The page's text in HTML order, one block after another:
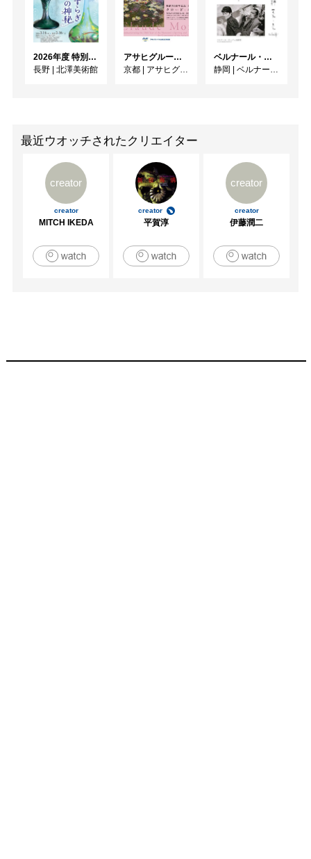
『春の旅人』（村山早紀+げみ）
『トロイメライ』（村山早紀+げみ）
[画集]
『げみ作品集』
2026年度 特別展「ガレとドーム、アール･ヌーヴォーのガラス 水辺のやすらぎ、海の神秘」
長野 | 北澤美術館
アサヒグループ大山崎山荘美術館 開館30周年記念展「没後100年 クロード・モネ」
京都 | アサヒグループ大山崎山荘美術館
ベルナール・ビュフェと写真 ーカメラがとらえたビュフェとその時代、そして21 世紀へ
静岡 | ベルナール・ビュフェ美術館
最近ウオッチされたクリエイター
creator
creator
MITCH IKEDA
creator
平賀淳
creator
creator
伊藤潤二